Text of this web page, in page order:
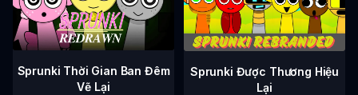
Sprunki Thời Gian Ban Đêm
Vẽ Lại
Sprunki Được Thương Hiệu
Lại